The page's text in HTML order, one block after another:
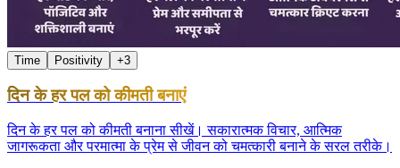
Time Positivity +3
दिन के हर पल को कीमती बनाएं
दिन के हर पल को कीमती बनाना सीखें। सकारात्मक विचार, आत्मिक
जागरूकता और परमात्मा के प्रेम से जीवन को चमत्कारी बनाने के सरल तरीके।